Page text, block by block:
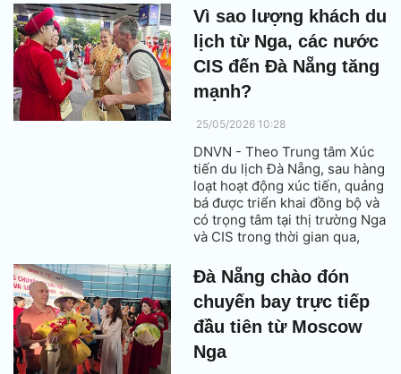
người rơi vào tình trạng nguy
kịch.
Vì sao lượng khách du
lịch từ Nga, các nước
CIS đến Đà Nẵng tăng
mạnh?
25/05/2026 10:28
DNVN - Theo Trung tâm Xúc
tiến du lịch Đà Nẵng, sau hàng
loạt hoạt động xúc tiến, quảng
bá được triển khai đồng bộ và
có trọng tâm tại thị trường Nga
và CIS trong thời gian qua,
này đến Đà Nẵng ghi nhận
mức tăng trưởng tích cực.
Đà Nẵng chào đón
chuyến bay trực tiếp
đầu tiên từ Moscow
Nga